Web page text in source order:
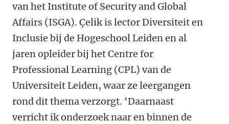
van het Institute of Security and Global
Affairs (ISGA). Çelik is lector Diversiteit en
Inclusie bij de Hogeschool Leiden en al
jaren opleider bij het Centre for
Professional Learning (CPL) van de
Universiteit Leiden, waar ze leergangen
rond dit thema verzorgt. ‘Daarnaast
verricht ik onderzoek naar en binnen de